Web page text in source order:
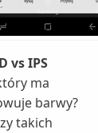
vs IPS
ma
barwy?
takich